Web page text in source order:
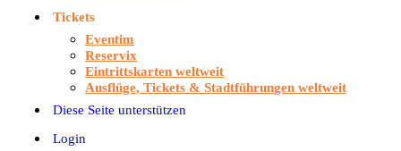
Tickets
Eventim
Reservix
Eintrittskarten weltweit
Ausflüge, Tickets & Stadtführungen weltweit
Diese Seite unterstützen
Login